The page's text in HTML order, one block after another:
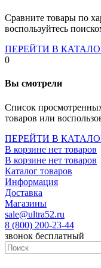
Сравните товары по
воспользуйтесь
ПЕРЕЙТИ В
0
Вы смотрели
Список
товаров или
ПЕРЕЙТИ В
В корзине нет товаров
В корзине нет товаров
Каталог товаров
Информация
Доставка
Магазины
sale@ultra52.ru
8 (800) 200-23-44
звонок бесплатный